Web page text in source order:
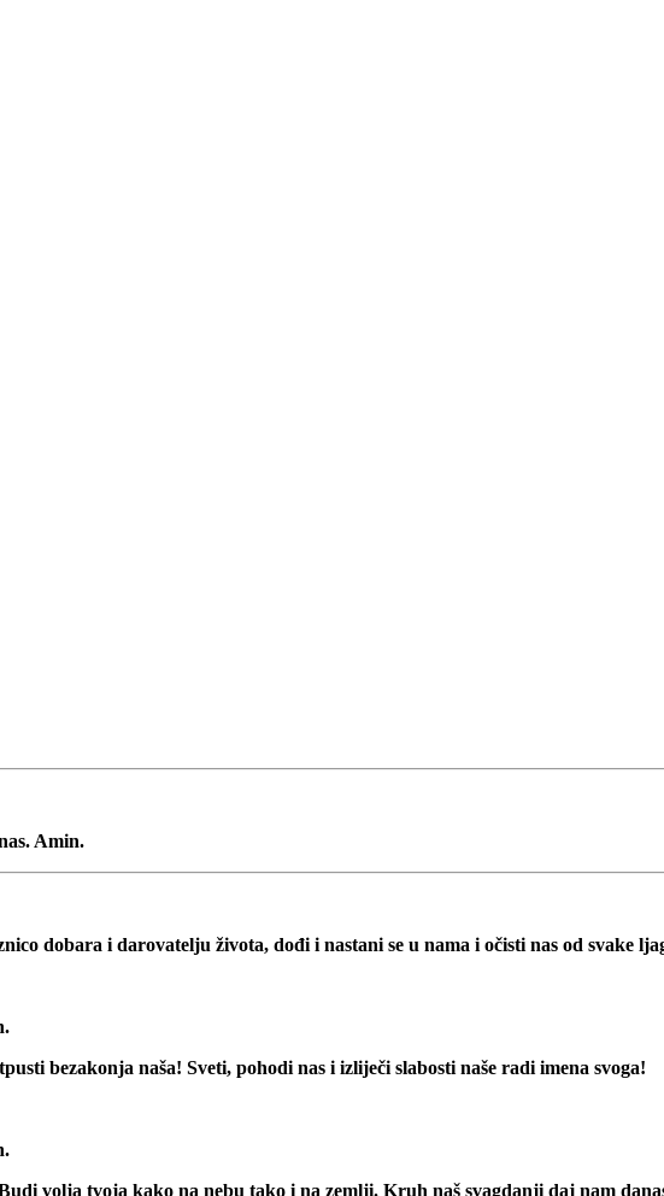
Amin.
dobara i darovatelju života, dođi i nastani se u nama i očisti nas od svake
bezakonja naša! Sveti, pohodi nas i izliječi slabosti naše radi imena svoga!
volja tvoja kako na nebu tako i na zemlji. Kruh naš svagdanji daj nam